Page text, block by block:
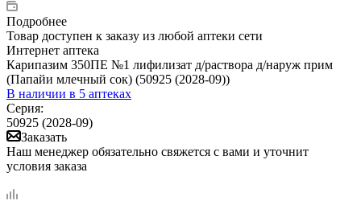
Подробнее
Товар доступен к заказу из любой аптеки сети
Интернет аптека
Карипазим 350ПЕ №1 лифилизат д/раствора д/наруж прим
(Папайи млечный сок) (50925 (2028-09))
В наличии в 5 аптеках
Серия:
50925 (2028-09)
Заказать
Наш менеджер обязательно свяжется с вами и уточнит
условия заказа